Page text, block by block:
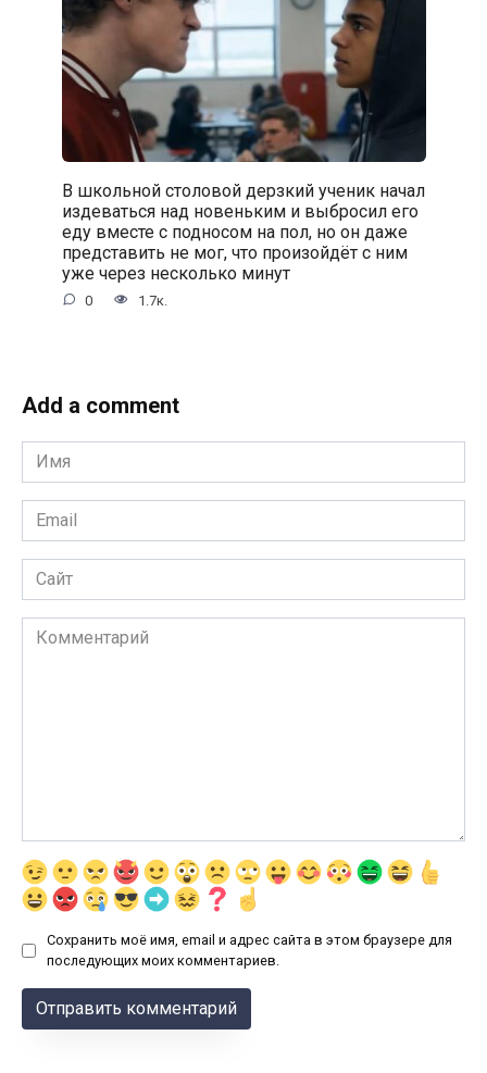
В школьной столовой дерзкий ученик начал
издеваться над новеньким и выбросил его
еду вместе с подносом на пол, но он даже
представить не мог, что произойдёт с ним
уже через несколько минут
0 1.7к.
Add a comment
Имя
*
Email
*
Сайт
Комментарий
Сохранить моё имя, email и адрес сайта в этом браузере для
последующих моих комментариев.